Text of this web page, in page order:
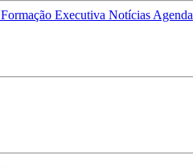
Formação Executiva Notícias Agenda